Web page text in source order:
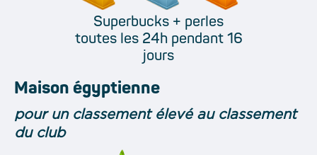
Superbucks + perles
toutes les 24h pendant 16
jours
Maison égyptienne
pour un classement élevé au classement
du club